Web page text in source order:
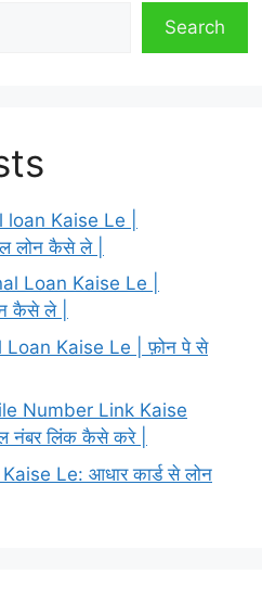
Search
Kaise Le |
लोन कैसे ले |
Loan Kaise Le |
कैसे ले |
Kaise Le | फ़ोन पे से
Number Link Kaise
नंबर लिंक कैसे करे |
Le: आधार कार्ड से लोन